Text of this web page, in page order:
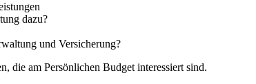
dazu?
und Versicherung?
die am Persönlichen Budget interessiert sind.